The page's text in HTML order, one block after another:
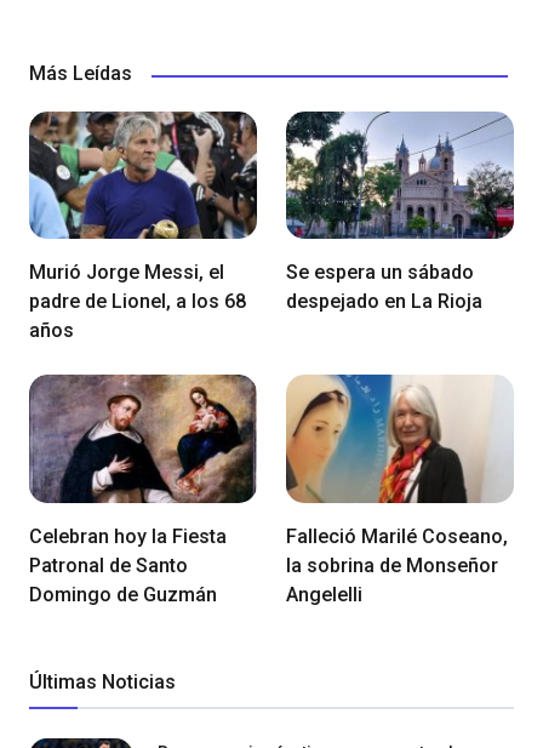
Más Leídas
Murió Jorge Messi, el
padre de Lionel, a los 68
años
Se espera un sábado
despejado en La Rioja
Celebran hoy la Fiesta
Patronal de Santo
Domingo de Guzmán
Falleció Marilé Coseano,
la sobrina de Monseñor
Angelelli
Últimas Noticias